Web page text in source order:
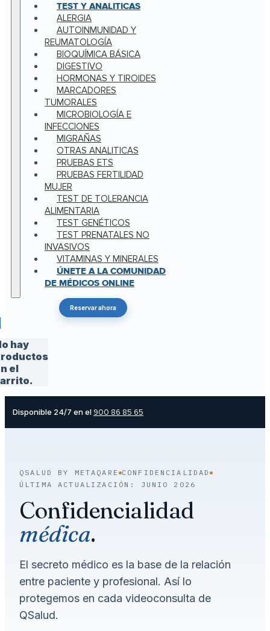
TEST Y ANALITICAS
ALERGIA
AUTOINMUNIDAD Y
REUMATOLOGÍA
BIOQUÍMICA BÁSICA
DIGESTIVO
HORMONAS Y TIROIDES
MARCADORES
TUMORALES
MICROBIOLOGÍA E
INFECCIONES
MIGRAÑAS
OTRAS ANALITICAS
PRUEBAS ETS
PRUEBAS FERTILIDAD
MUJER
TEST DE TOLERANCIA
ALIMENTARIA
TEST GENÉTICOS
TEST PRENATALES NO
INVASIVOS
VITAMINAS Y MINERALES
ÚNETE A LA COMUNIDAD
DE MÉDICOS ONLINE
Reservar ahora
hay
el
Disponible 24/7 en el 900 86 85 65
QSALUD BY METAQARE CONFIDENCIALIDAD
ÚLTIMA ACTUALIZACIÓN: JUNIO 2026
Confidencialidad
médica.
El secreto médico es la base de la relación
entre paciente y profesional. Así lo
protegemos en cada videoconsulta de
QSalud.